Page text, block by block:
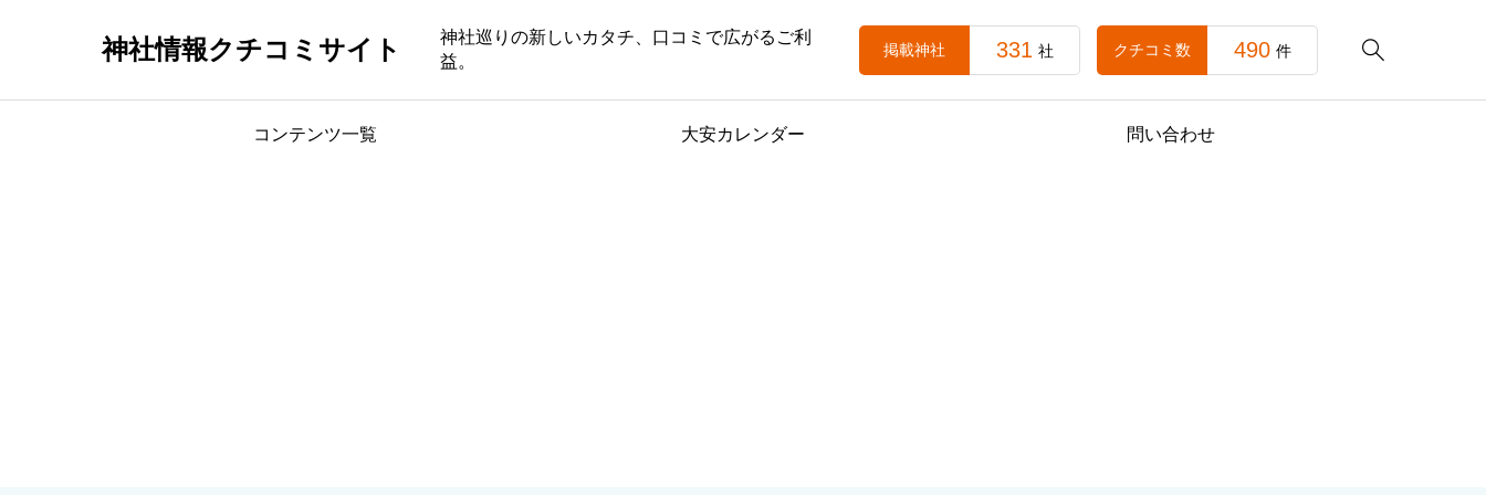
神社情報クチコミサイト
神社巡りの新しいカタチ、口コミで広がるご利
益。

掲載神社 331 社 クチコミ数 490 件
コンテンツ一覧 大安カレンダー 問い合わせ